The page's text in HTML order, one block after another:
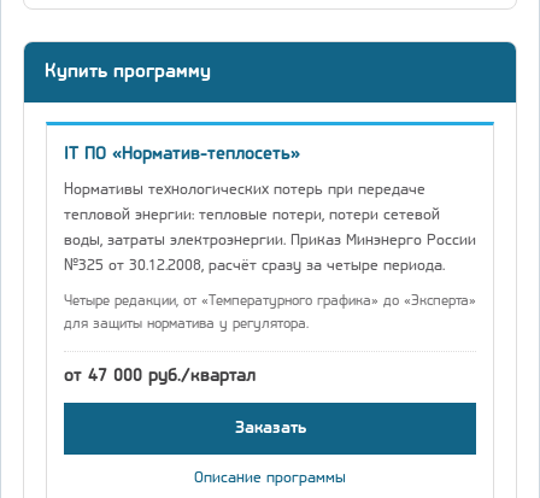
Купить программу
IT ПО «Норматив-теплосеть»
Нормативы технологических потерь при передаче
тепловой энергии: тепловые потери, потери сетевой
воды, затраты электроэнергии. Приказ Минэнерго России
№325 от 30.12.2008, расчёт сразу за четыре периода.
Четыре редакции, от «Температурного графика» до «Эксперта»
для защиты норматива у регулятора.
от 47 000 руб./квартал
Заказать
Описание программы